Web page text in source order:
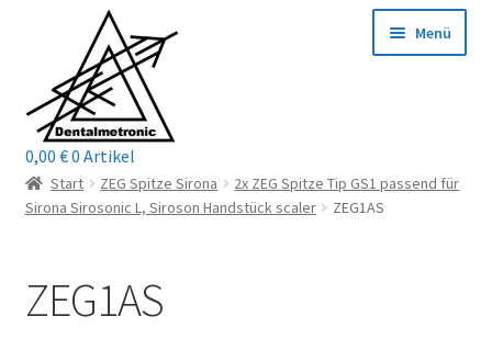
Navigation
springen
springen
Menü
Home
Mein Konto / Login
0,00 €0 Artikel
Start ZEG Spitze Sirona
2x ZEG Spitze Tip GS1 passend für
Sirona Sirosonic L, Siroson Handstück scaler
ZEG1AS
ZEG1AS